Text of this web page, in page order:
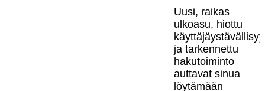
Uusi, raikas
ulkoasu, hiottu
ja tarkennettu
hakutoiminto
auttavat sinua
löytämään